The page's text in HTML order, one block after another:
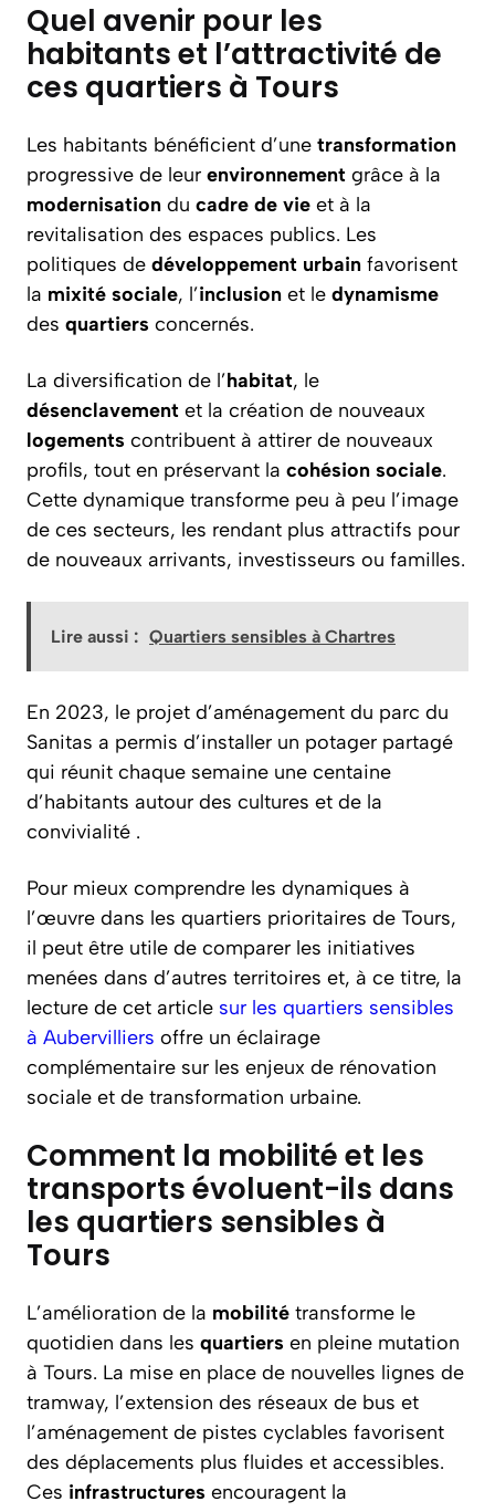
Quel avenir pour les
habitants et l’attractivité de
ces quartiers à Tours
Les habitants bénéficient d’une transformation
progressive de leur environnement grâce à la
modernisation du cadre de vie et à la
revitalisation des espaces publics. Les
politiques de développement urbain favorisent
la mixité sociale, l’inclusion et le dynamisme
des quartiers concernés.
La diversification de l’habitat, le
désenclavement et la création de nouveaux
logements contribuent à attirer de nouveaux
profils, tout en préservant la cohésion sociale.
Cette dynamique transforme peu à peu l’image
de ces secteurs, les rendant plus attractifs pour
de nouveaux arrivants, investisseurs ou familles.
Lire aussi : Quartiers sensibles à Chartres
En 2023, le projet d’aménagement du parc du
Sanitas a permis d’installer un potager partagé
qui réunit chaque semaine une centaine
d’habitants autour des cultures et de la
convivialité .
Pour mieux comprendre les dynamiques à
l’œuvre dans les quartiers prioritaires de Tours,
il peut être utile de comparer les initiatives
menées dans d’autres territoires et, à ce titre, la
lecture de cet article sur les quartiers sensibles
à Aubervilliers offre un éclairage
complémentaire sur les enjeux de rénovation
sociale et de transformation urbaine.
Comment la mobilité et les
transports évoluent-ils dans
les quartiers sensibles à
Tours
L’amélioration de la mobilité transforme le
quotidien dans les quartiers en pleine mutation
à Tours. La mise en place de nouvelles lignes de
tramway, l’extension des réseaux de bus et
l’aménagement de pistes cyclables favorisent
des déplacements plus fluides et accessibles.
Ces infrastructures encouragent la